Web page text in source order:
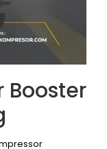
Booster